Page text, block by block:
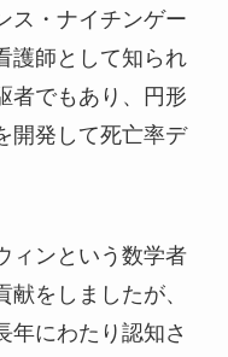
ス・ナイチンゲー
護師として知られ
者でもあり、円形
開発して死亡率デ
ィンという数学者
をしましたが、
年にわたり認知さ